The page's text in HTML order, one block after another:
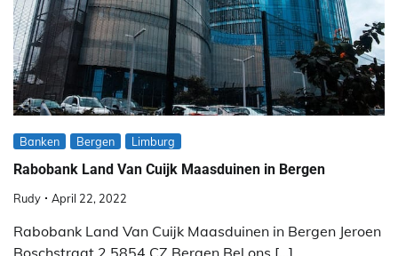
Banken Bergen Limburg
Rabobank Land Van Cuijk Maasduinen in Bergen
Rudy April 22, 2022
Rabobank Land Van Cuijk Maasduinen in Bergen Jeroen